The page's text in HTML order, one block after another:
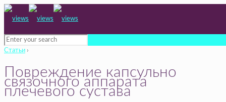
Статьи ›
Повреждение капсульно
связочного аппарата
плечевого сустава